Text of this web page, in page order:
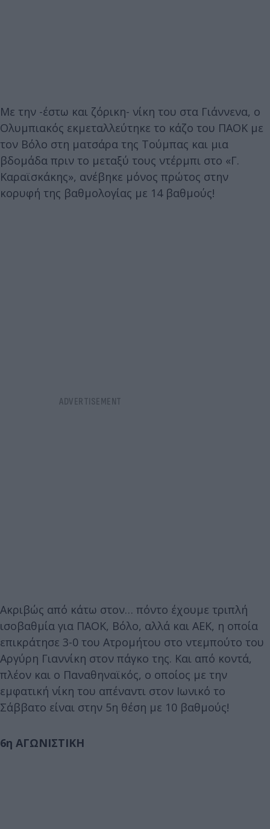
Με την -έστω και ζόρικη- νίκη του στα Γιάννενα, ο
Ολυμπιακός εκμεταλλεύτηκε το κάζο του ΠΑΟΚ με
τον Βόλο στη ματσάρα της Τούμπας και μια
βδομάδα πριν το μεταξύ τους ντέρμπι στο «Γ.
Καραϊσκάκης», ανέβηκε μόνος πρώτος στην
κορυφή της βαθμολογίας με 14 βαθμούς!
Ακριβώς από κάτω στον… πόντο έχουμε τριπλή
ισοβαθμία για ΠΑΟΚ, Βόλο, αλλά και ΑΕΚ, η οποία
επικράτησε 3-0 του Ατρομήτου στο ντεμπούτο του
Αργύρη Γιαννίκη στον πάγκο της. Και από κοντά,
πλέον και ο Παναθηναϊκός, ο οποίος με την
εμφατική νίκη του απέναντι στον Ιωνικό το
Σάββατο είναι στην 5η θέση με 10 βαθμούς!
6η ΑΓΩΝΙΣΤΙΚΗ